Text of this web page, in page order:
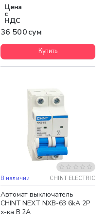
Цена
с
НДС
36 500 сум
Купить
В наличии CHINT ELECTRIC
Автомат выключатель
CHINT NEXT NXB-63 6kA 2P
х-ка B 2A